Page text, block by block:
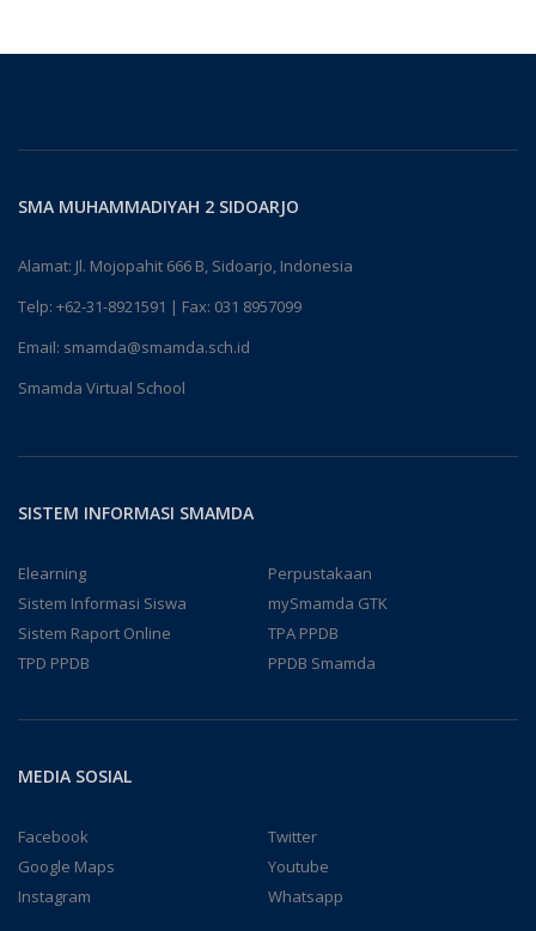
SMA MUHAMMADIYAH 2 SIDOARJO
Alamat: Jl. Mojopahit 666 B, Sidoarjo, Indonesia
Telp: +62-31-8921591 | Fax: 031 8957099
Email: smamda@smamda.sch.id
Smamda Virtual School
SISTEM INFORMASI SMAMDA
Elearning
Perpustakaan
Sistem Informasi Siswa
mySmamda GTK
Sistem Raport Online
TPA PPDB
TPD PPDB
PPDB Smamda
MEDIA SOSIAL
Facebook
Twitter
Google Maps
Youtube
Instagram
Whatsapp